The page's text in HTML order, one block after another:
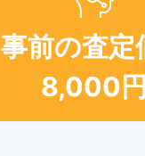
事前の査定
8,000 円